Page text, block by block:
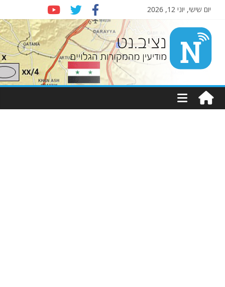
יום שישי, יוני 12, 2026
Nziv.net
מודיעין
מהמקורות